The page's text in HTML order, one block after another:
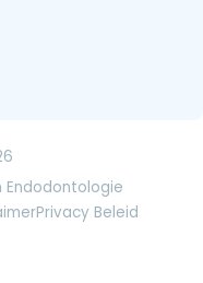
Endodontologie
Privacy Beleid